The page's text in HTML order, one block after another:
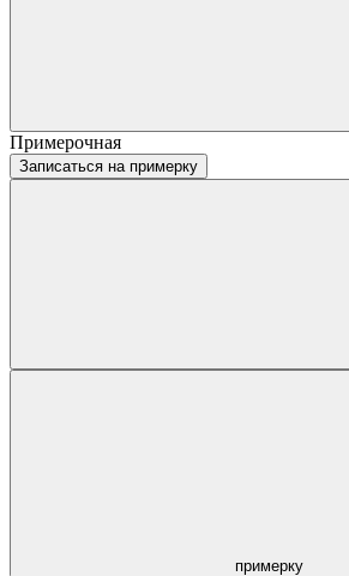
Примерочная
Записаться на примерку
примерку